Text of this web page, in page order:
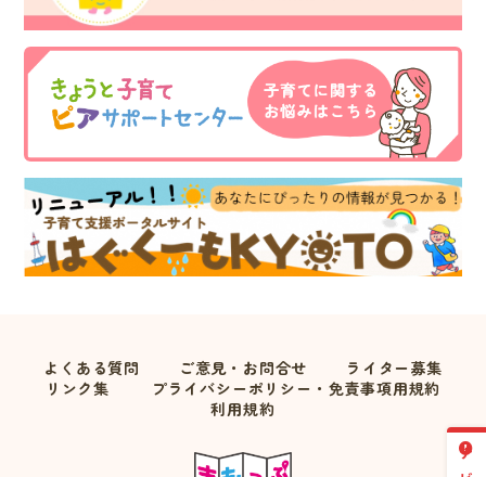
よくある質問 ご意見・お問合せ
ライター募集
リンク集
プライバシーポリシー・免責事項用規約
利用規約